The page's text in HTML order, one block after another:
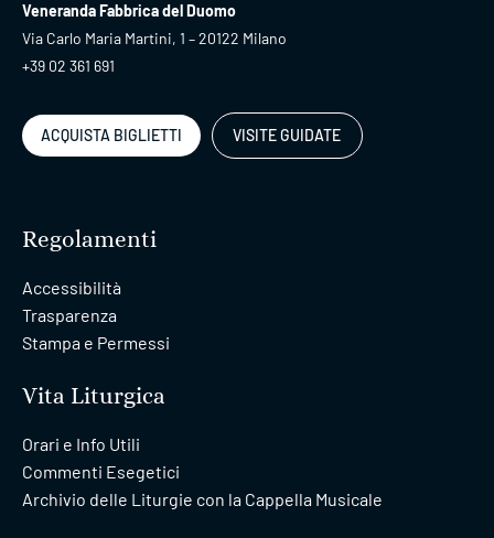
Veneranda Fabbrica del Duomo
Via Carlo Maria Martini, 1 – 20122 Milano
+39 02 361 691
ACQUISTA BIGLIETTI VISITE GUIDATE
Regolamenti
Accessibilità
Trasparenza
Stampa e Permessi
Vita Liturgica
Orari e Info Utili
Commenti Esegetici
Archivio delle Liturgie con la Cappella Musicale